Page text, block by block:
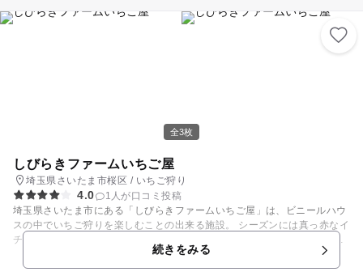
全3枚
しびらきファームいちご屋
埼玉県さいたま市桜区 / いちご狩り
4.0
1人が口コミ投稿
埼玉県さいたま市にある「しびらきファームいちご屋」は、ビニールハウ
スの中でいちご狩りを楽しむことの出来る施設。 シーズンには真っ赤なイ
チゴが沢山なっています。人気の「章姫(あきひめ)」と「紅ほっぺ」を味
わえます。 採れたてのイチゴの販売も行っているので、お家でも美味しく
いただけます。 ゆったり過ごせるレジャースペースも用意されており、今
続きをみる